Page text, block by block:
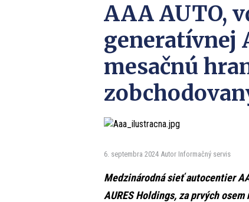
AAA AUTO,
generatívnej
mesačnú
6. septembra 2024 Autor Informačný servis
Medzinárodná sieť autocentier
AURES Holdings, za prvých